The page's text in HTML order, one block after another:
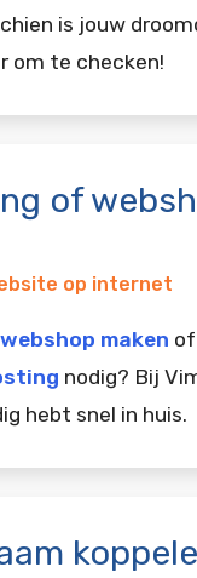
is jouw
om te checken!
of
op internet
webshop maken
nodig? Bij
hebt snel in huis.